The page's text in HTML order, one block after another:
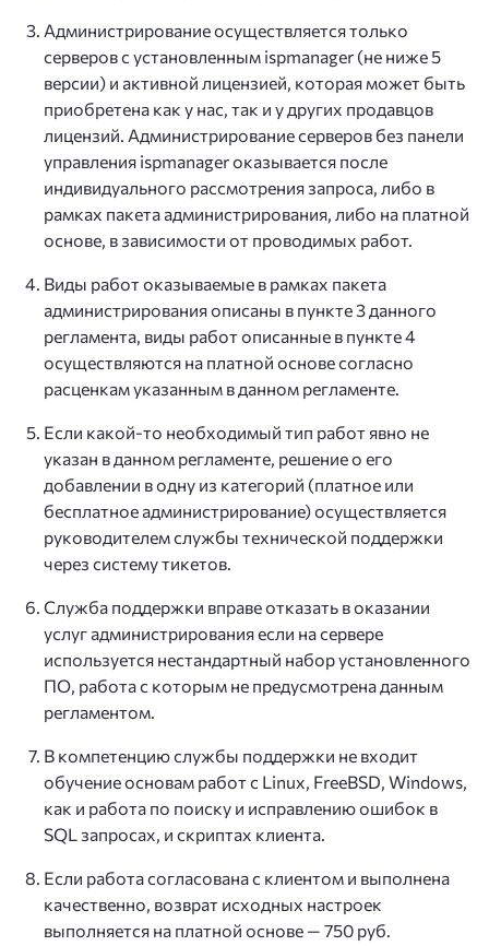
Администрирование осуществляется только
серверов с установленным ispmanager (не ниже 5
версии) и активной лицензией, которая может быть
приобретена как у нас, так и у других продавцов
лицензий. Администрирование серверов без панели
управления ispmanager оказывается после
индивидуального рассмотрения запроса, либо в
рамках пакета администрирования, либо на платной
основе, в зависимости от проводимых работ.
Виды работ оказываемые в рамках пакета
администрирования описаны в пункте 3 данного
регламента, виды работ описанные в пункте 4
осуществляются на платной основе согласно
расценкам указанным в данном регламенте.
Если какой-то необходимый тип работ явно не
указан в данном регламенте, решение о его
добавлении в одну из категорий (платное или
бесплатное администрирование) осуществляется
руководителем службы технической поддержки
через систему тикетов.
Служба поддержки вправе отказать в оказании
услуг администрирования если на сервере
используется нестандартный набор установленного
ПО, работа с которым не предусмотрена данным
регламентом.
В компетенцию службы поддержки не входит
обучение основам работ с Linux, FreeBSD, Windows,
как и работа по поиску и исправлению ошибок в
SQL запросах, и скриптах клиента.
Если работа согласована с клиентом и выполнена
качественно, возврат исходных настроек
выполняется на платной основе — 750 руб.